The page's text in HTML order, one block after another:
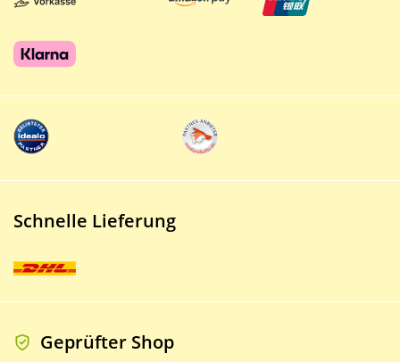
Schnelle Lieferung
Geprüfter Shop